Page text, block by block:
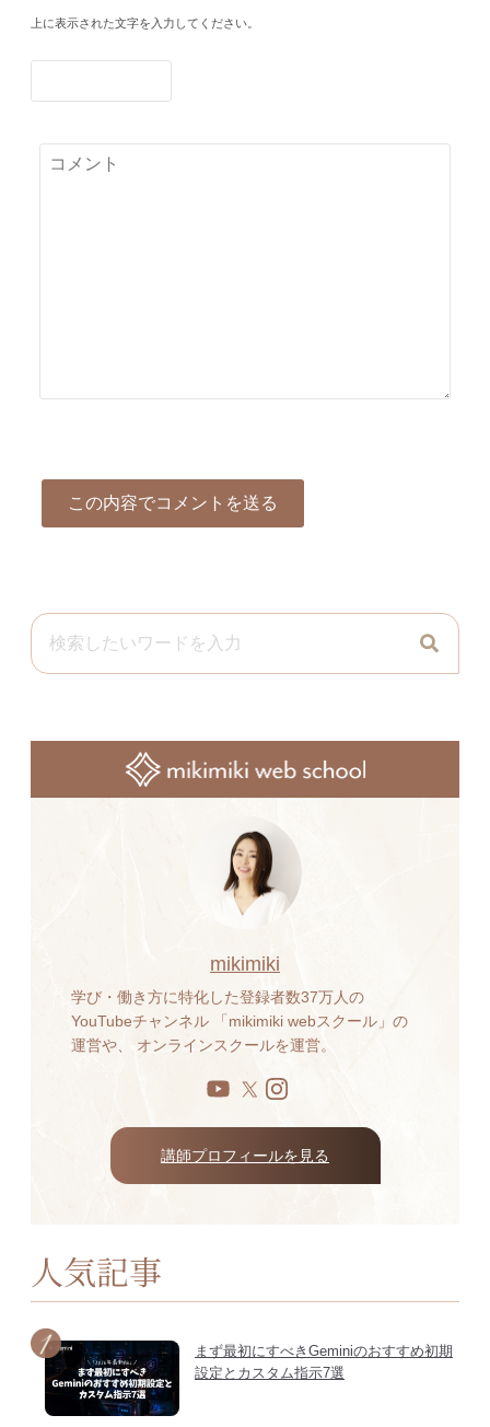
上に表示された文字を入力してください。
mikimiki
学び・働き方に特化した登録者数37万人の
YouTubeチャンネル 「mikimiki webスクール」の
運営や、 オンラインスクールを運営。
講師プロフィールを見る
人気記事
まず最初にすべきGeminiのおすすめ初期
設定とカスタム指示7選